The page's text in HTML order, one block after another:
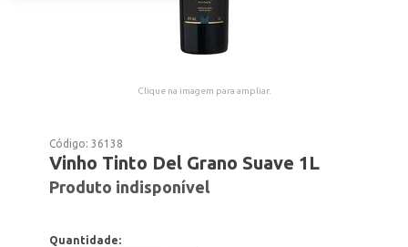
Clique na imagem para ampliar.
Código:36138
Vinho Tinto Del Grano Suave 1L
Produto indisponível
Quantidade: